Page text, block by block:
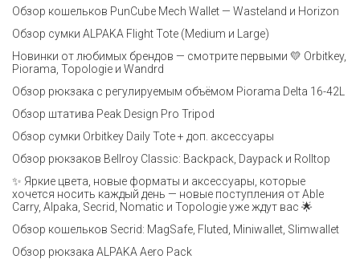
Обзор кошельков PunCube Mech Wallet — Wasteland и Horizon
Обзор сумки ALPAKA Flight Tote (Medium и Large)
Новинки от любимых брендов — смотрите первыми 💛 Orbitkey,
Piorama, Topologie и Wandrd
Обзор рюкзака с регулируемым объёмом Piorama Delta 16-42L
Обзор штатива Peak Design Pro Tripod
Обзор сумки Orbitkey Daily Tote + доп. аксессуары
Обзор рюкзаков Bellroy Classic: Backpack, Daypack и Rolltop
✨ Яркие цвета, новые форматы и аксессуары, которые
хочется носить каждый день — новые поступления от Able
Carry, Alpaka, Secrid, Nomatic и Topologie уже ждут вас 🌟
Обзор кошельков Secrid: MagSafe, Fluted, Miniwallet, Slimwallet
Обзор рюкзака ALPAKA Aero Pack